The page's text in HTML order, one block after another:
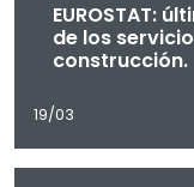
EUROSTAT:
de los
construcción.
19/03